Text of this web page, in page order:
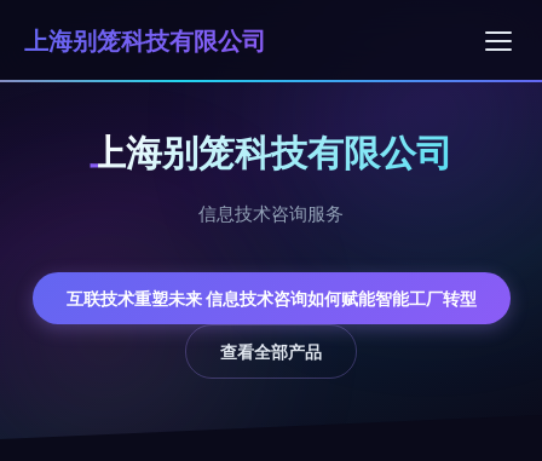
上海别笼科技有限公司
上海别笼科技有限公司
信息技术咨询服务
互联技术重塑未来 信息技术咨询如何赋能智能工厂转型
查看全部产品